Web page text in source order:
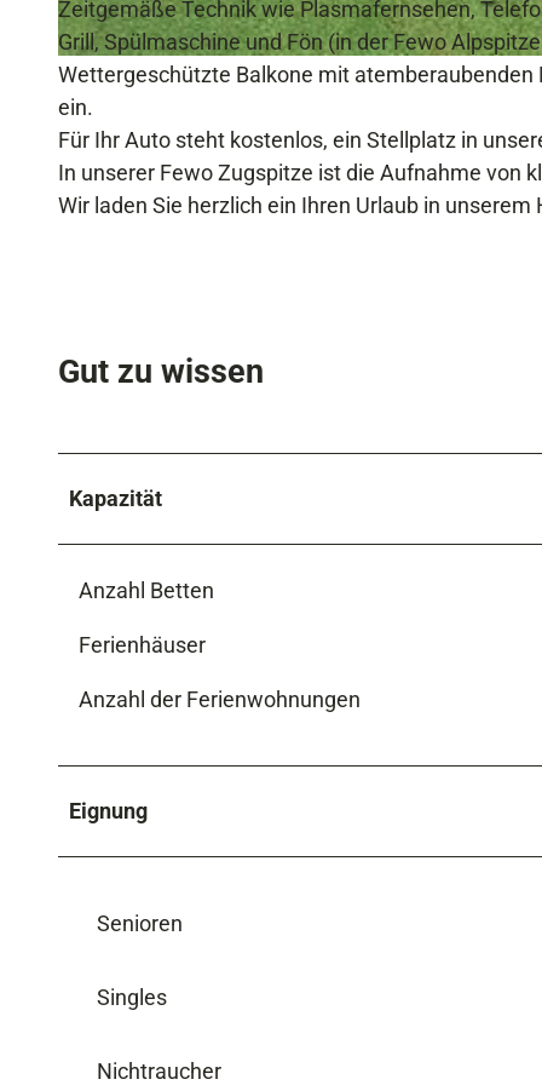
H
a
u
s
S
t
n
i
m
W
i
n
t
e
Zeitgemäße Technik wie Plasmafernsehen,
Grill, Spülmaschine und Fön (in der Fewo
Wettergeschützte Balkone mit
ein.
Für Ihr Auto steht kostenlos, ein Stellplatz in
In unserer Fewo Zugspitze ist die Aufnahme von
Wir laden Sie herzlich ein Ihren Urlaub in unserem
Gut zu wissen
Kapazität
Anzahl Betten
Ferienhäuser
Anzahl der Ferienwohnungen
Eignung
Senioren
Singles
Nichtraucher